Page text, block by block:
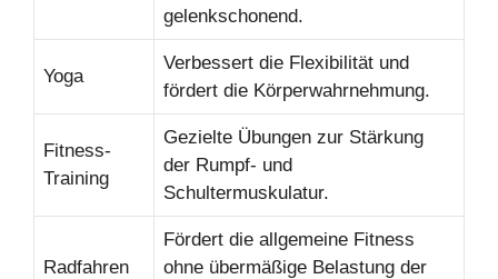
gelenkschonend.
Yoga
Verbessert die Flexibilität und
fördert die Körperwahrnehmung.
Fitness-
Training
Gezielte Übungen zur Stärkung
der Rumpf- und
Schultermuskulatur.
Radfahren
Fördert die allgemeine Fitness
ohne übermäßige Belastung der